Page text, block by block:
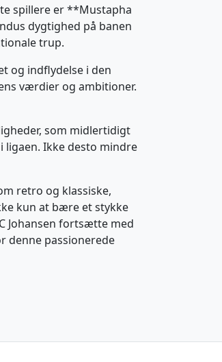
spillere er **Mustapha
dygtighed på banen
trup.
og indflydelse i den
værdier og ambitioner.
som midlertidigt
ligaen. Ikke desto mindre
retro og klassiske,
kun at bære et stykke
Johansen fortsætte med
denne passionerede